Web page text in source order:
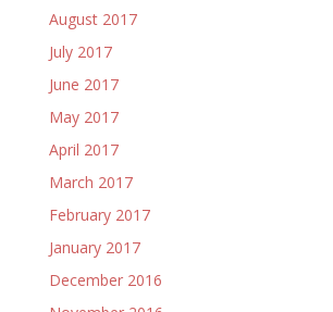
August 2017
July 2017
June 2017
May 2017
April 2017
March 2017
February 2017
January 2017
December 2016